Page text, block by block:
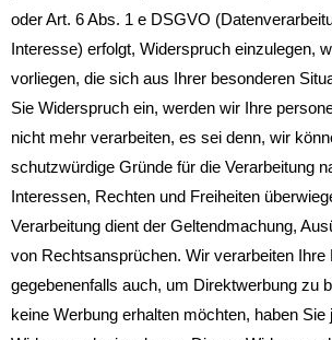
oder Art. 6 Abs. 1 e DSGVO
Interesse) erfolgt, Widerspruch einzulegen,
vorliegen, die sich aus Ihrer besonderen
Sie Widerspruch ein, werden wir Ihre
nicht mehr verarbeiten, es sei denn, wir
schutzwürdige Gründe für die Verarbeitung
Interessen, Rechten und Freiheiten
Verarbeitung dient der Geltendmachung,
von Rechtsansprüchen. Wir verarbeiten Ihre
gegebenenfalls auch, um Direktwerbung zu
keine Werbung erhalten möchten, haben